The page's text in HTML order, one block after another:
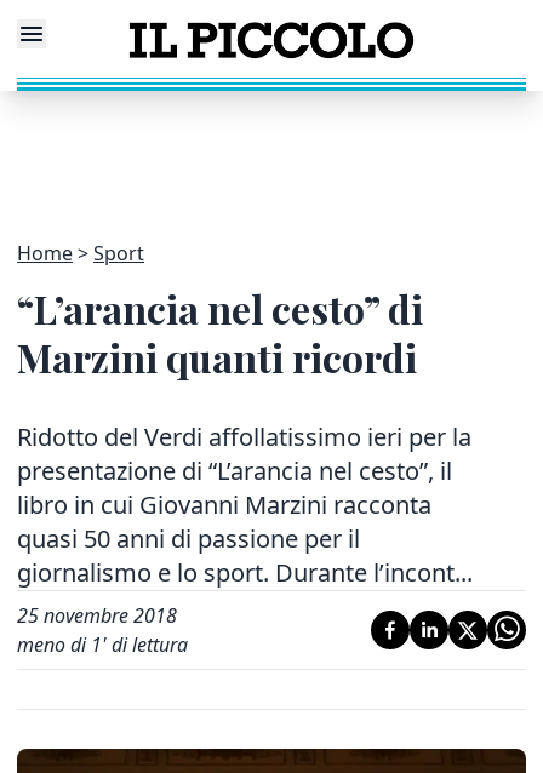
Home Sport
“L’arancia nel cesto” di
Marzini quanti ricordi
Ridotto del Verdi affollatissimo ieri per la
presentazione di “L’arancia nel cesto”, il
libro in cui Giovanni Marzini racconta
quasi 50 anni di passione per il
giornalismo e lo sport. Durante l’incont...
25 novembre 2018
meno di 1' di lettura